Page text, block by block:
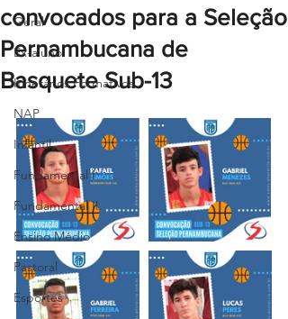
Geral
Ex-aluno
Itinerários Formativos
NAP
Infantil
Fundamental I
Fundamental II
Ensino Médio
Pastoral
Esportes
convocados para a Seleção
Pernambucana de
Basquete Sub-13